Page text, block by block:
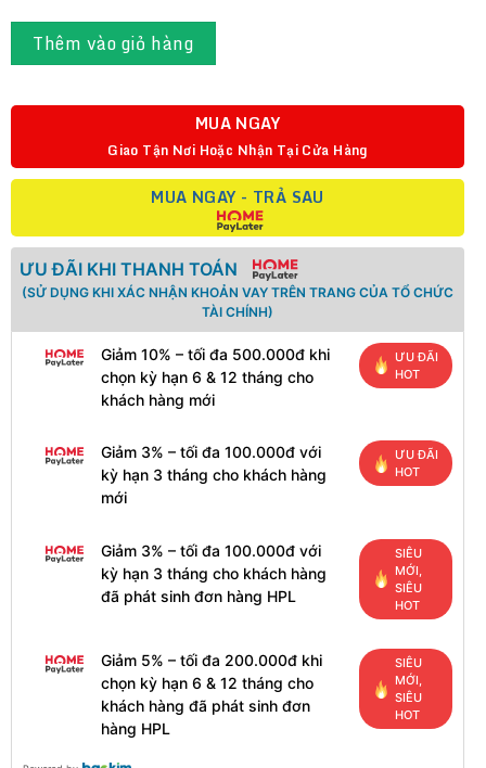
Thêm vào giỏ hàng
MUA NGAY
Giao Tận Nơi Hoặc Nhận Tại Cửa Hàng
MUA NGAY - TRẢ SAU
ƯU ĐÃI KHI THANH TOÁN
(SỬ DỤNG KHI XÁC NHẬN KHOẢN VAY TRÊN TRANG CỦA TỔ CHỨC
TÀI CHÍNH)
Giảm 10% – tối đa 500.000đ khi
chọn kỳ hạn 6 & 12 tháng cho
khách hàng mới
ƯU ĐÃI
HOT
Giảm 3% – tối đa 100.000đ với
kỳ hạn 3 tháng cho khách hàng
mới
ƯU ĐÃI
HOT
Giảm 3% – tối đa 100.000đ với
kỳ hạn 3 tháng cho khách hàng
đã phát sinh đơn hàng HPL
SIÊU
MỚI,
SIÊU
HOT
Giảm 5% – tối đa 200.000đ khi
chọn kỳ hạn 6 & 12 tháng cho
khách hàng đã phát sinh đơn
hàng HPL
SIÊU
MỚI,
SIÊU
HOT